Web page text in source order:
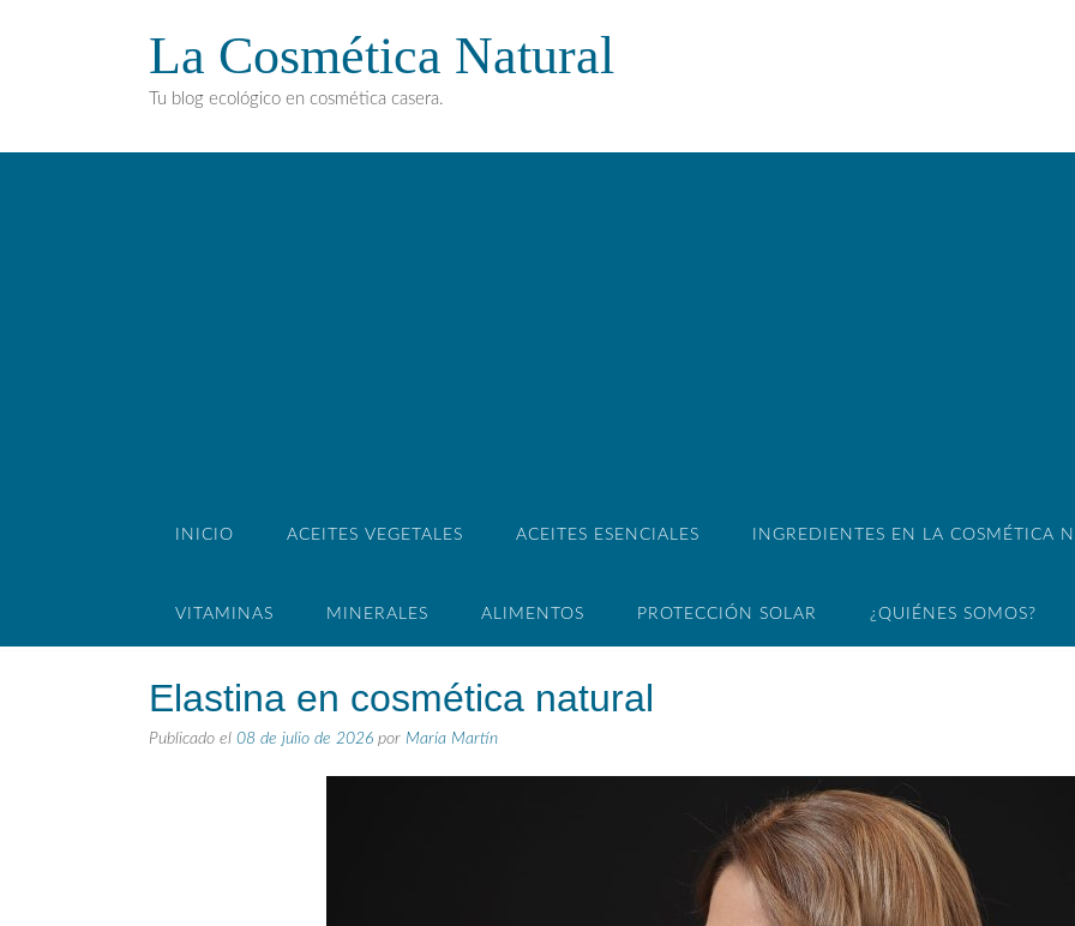
La Cosmética Natural
Tu blog ecológico en cosmética casera.
INICIO ACEITES VEGETALES ACEITES ESENCIALES INGREDIENTES EN LA COSMÉTICA
VITAMINAS MINERALES ALIMENTOS PROTECCIÓN SOLAR ¿QUIÉNES SOMOS?
Elastina en cosmética natural
Publicado el 08 de julio de 2026 por María Martín